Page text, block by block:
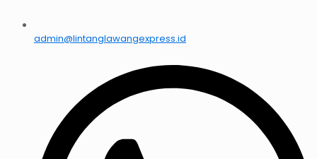
admin@lintanglawangexpress.id